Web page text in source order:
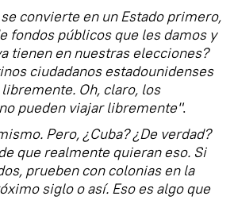
convierte en un Estado primero,
fondos públicos que les damos y
tienen en nuestras elecciones?
ciudadanos estadounidenses
Oh, claro, los
pueden viajar libremente".
Pero, ¿Cuba? ¿De verdad?
que realmente quieran eso. Si
prueben con colonias en la
siglo o así. Eso es algo que